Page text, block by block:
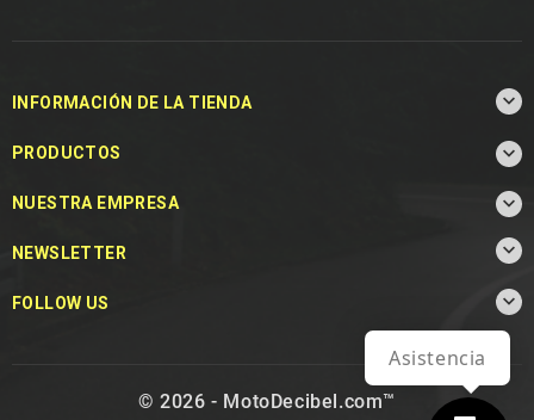
INFORMACIÓN DE LA TIENDA 
PRODUCTOS 
NUESTRA EMPRESA 
NEWSLETTER 
FOLLOW US 
© 2026 - MotoDecibel.com™
Asistencia